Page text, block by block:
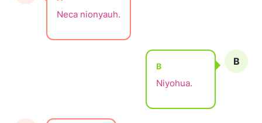
Neca nionyauh.
B
B
Niyohua.